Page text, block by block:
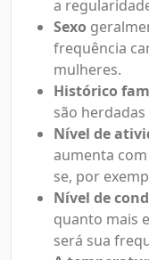
a
Sexo
frequência
mulheres.
Histórico
são
Nível de
aumenta
se, por
Nível de
quanto mais
será sua